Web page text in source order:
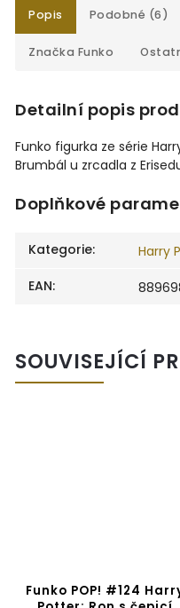
Popis Podobné (6)
Značka Funko
Detailní popis
Funko figurka ze série
Brumbál u zrcadla z
Doplňkové
Kategorie:
Harry
EAN:
SOUVISEJÍCÍ
Funko POP! #124